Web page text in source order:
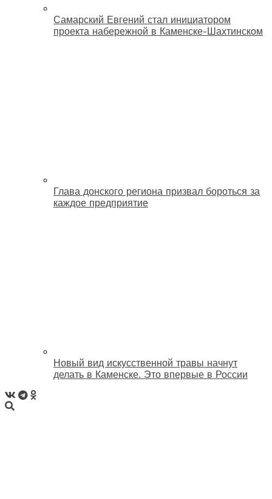
Самарский Евгений стал инициатором
проекта набережной в Каменске-Шахтинском
Глава донского региона призвал бороться за
каждое предприятие
Новый вид искусственной травы начнут
делать в Каменске. Это впервые в России